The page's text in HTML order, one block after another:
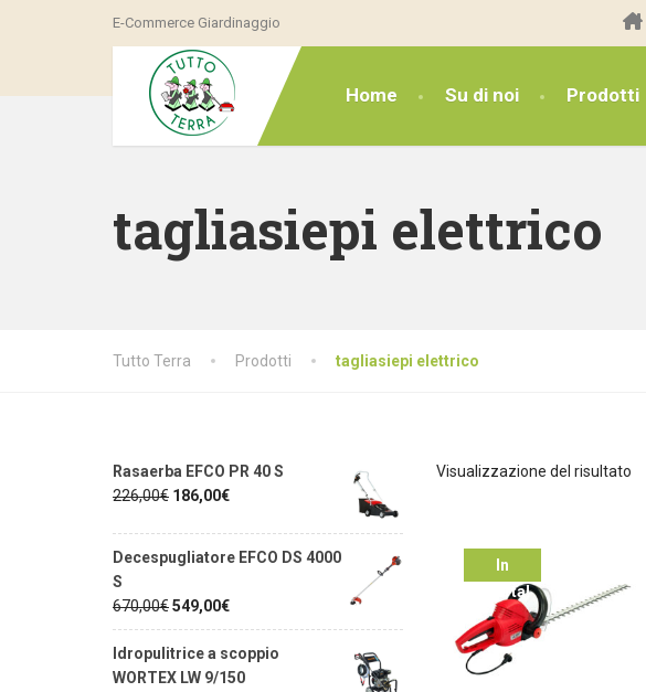
E-Commerce Giardinaggio
Home Su di noi Prodotti
tagliasiepi elettrico
Tutto Terra Prodotti tagliasiepi elettrico
Visualizzazione del risultato
In
offerta!
Rasaerba EFCO PR 40 S
226,00€ 186,00€
Decespugliatore EFCO DS 4000
S
670,00€549,00€
Idropulitrice a scoppio
WORTEX LW 9/150